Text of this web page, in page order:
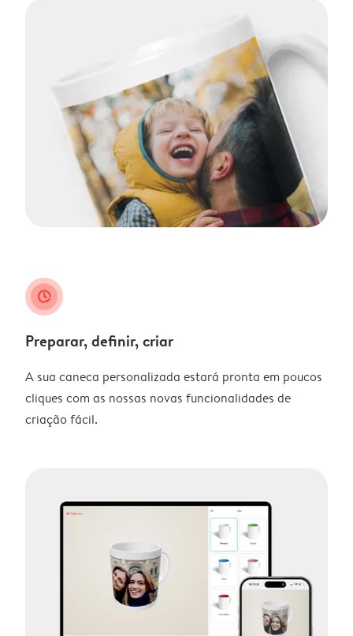
clock_check
Preparar, definir, criar
A sua caneca personalizada estará pronta em poucos
cliques com as nossas novas funcionalidades de
criação fácil.